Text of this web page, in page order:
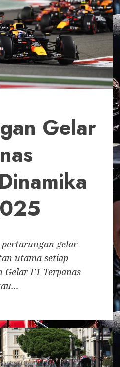
Gelar
gelar
utama setiap
F1 Terpanas